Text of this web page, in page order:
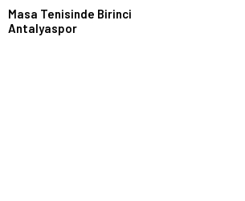
Masa Tenisinde Birinci
Antalyaspor